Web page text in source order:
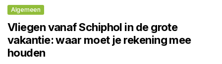
Algemeen
Vliegen vanaf Schiphol in de grote
vakantie: waar moet je rekening mee
houden